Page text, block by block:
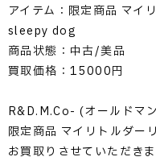
アイテム：限定商品 マイ
sleepy dog
商品状態：中古/美品
買取価格：15000円
R&D.M.Co- (オールドマ
限定商品 マイリトルダ
お買取りさせていただきま